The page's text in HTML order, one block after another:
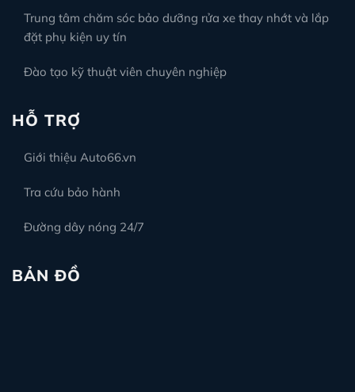
Trung tâm chăm sóc bảo dưỡng rửa xe thay nhớt và lắp
đặt phụ kiện uy tín
Đào tạo kỹ thuật viên chuyên nghiệp
HỖ TRỢ
Giới thiệu Auto66.vn
Tra cứu bảo hành
Đường dây nóng 24/7
BẢN ĐỒ